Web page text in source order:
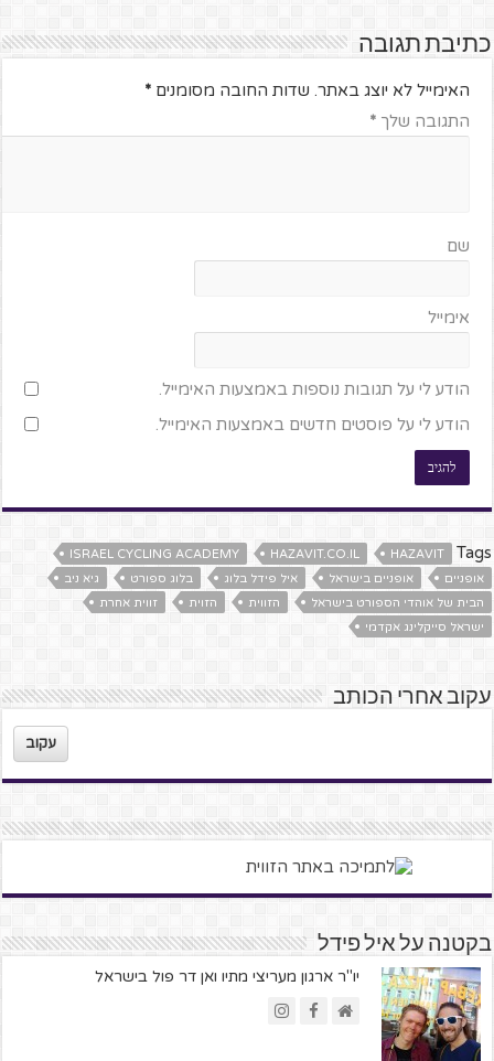
כתיבת תגובה
האימייל לא יוצג באתר. שדות החובה מסומנים*
התגובה שלך*
שם
אימייל
הודע לי על תגובות נוספות באמצעות האימייל.
הודע לי על פוסטים חדשים באמצעות האימייל.
Tags
HAZAVIT
HAZAVIT.CO.IL
ISRAEL CYCLING ACADEMY
אופניים
אופניים בישראל איל פידל בלוג בלוג ספורט
גיא ניב
הבית של אוהדי הספורט בישראל
הזווית הזוית
זווית אחרת
ישראל סייקלינג אקדמי
עקוב אחרי הכותב
עקוב
בקטנה על איל פידל
יו"ר ארגון מעריצי מתיו ואן דר פול בישראל